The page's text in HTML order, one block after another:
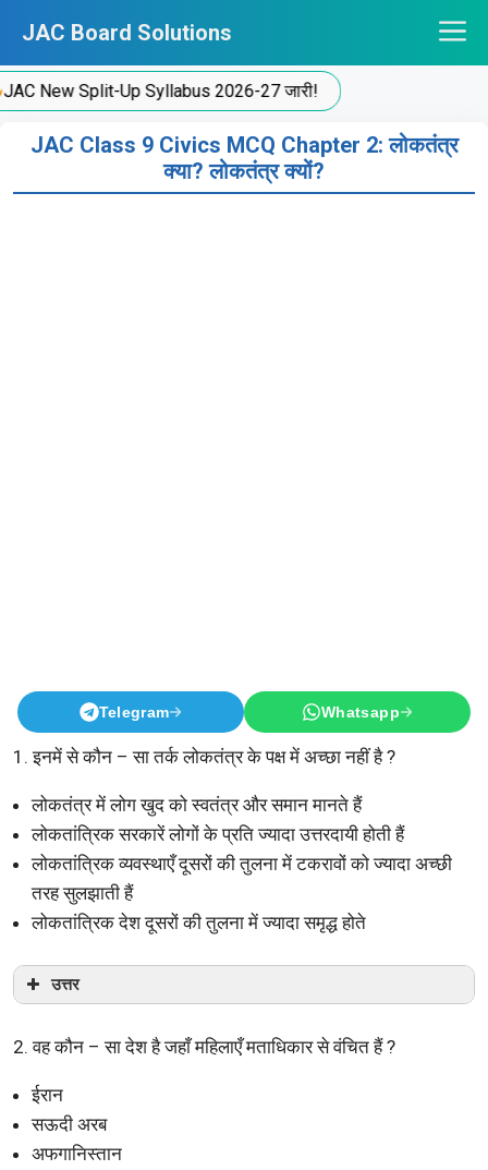
content
JAC Board Solutions
New Split-Up Syllabus 2026-27 जारी!
JAC Class 9 Civics MCQ Chapter 2: लोकतंत्र
क्या? लोकतंत्र क्यों?
Telegram Whatsapp
1. इनमें से कौन – सा तर्क लोकतंत्र के पक्ष में अच्छा नहीं है ?
लोकतंत्र में लोग खुद को स्वतंत्र और समान मानते हैं
लोकतांत्रिक सरकारें लोगों के प्रति ज्यादा उत्तरदायी होती हैं
लोकतांत्रिक व्यवस्थाएँ दूसरों की तुलना में टकरावों को ज्यादा अच्छी
तरह सुलझाती हैं
लोकतांत्रिक देश दूसरों की तुलना में ज्यादा समृद्ध होते
उत्तर
2. वह कौन – सा देश है जहाँ महिलाएँ मताधिकार से वंचित हैं ?
ईरान
सऊदी अरब
अफगानिस्तान